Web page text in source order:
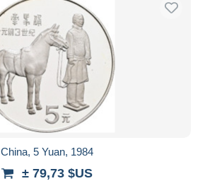
China, 5 Yuan, 1984
± 79,73 $US